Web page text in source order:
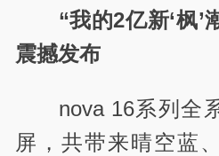
“我的2亿新‘枫’
震撼发布
nova 16系列全
屏，共带来晴空蓝